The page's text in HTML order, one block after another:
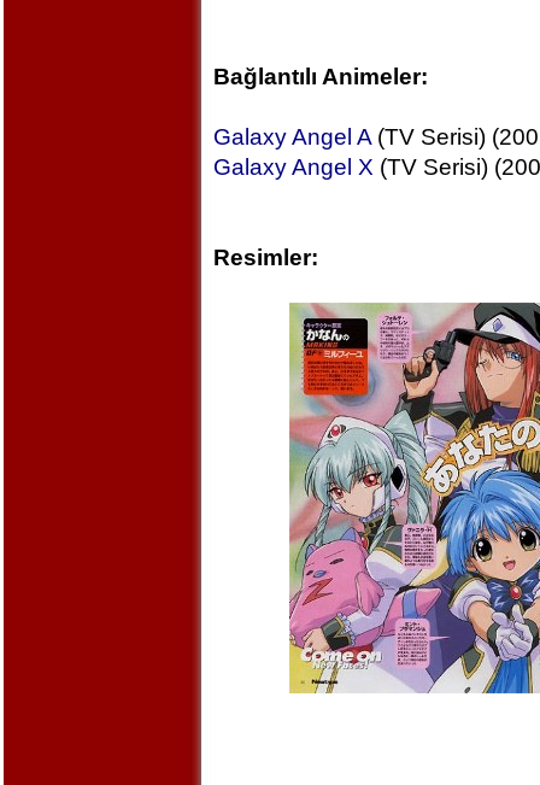
Bağlantılı Animeler:
Galaxy Angel A(TV Serisi)
Galaxy Angel X (TV Serisi)
Resimler: